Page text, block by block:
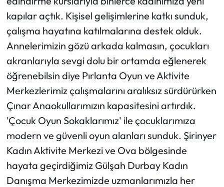
kapılar açtık. Kişisel gelişimlerine katkı sunduk,
çalışma hayatına katılmalarına destek olduk.
Annelerimizin gözü arkada kalmasın, çocukları
akranlarıyla sevgi dolu bir ortamda eğlenerek
öğrenebilsin diye Pırlanta Oyun ve Aktivite
Merkezlerimiz çalışmalarını aralıksız sürdürürken
Çınar Anaokullarımızın kapasitesini artırdık.
'Çocuk Oyun Sokaklarımız' ile çocuklarımıza
modern ve güvenli oyun alanları sunduk. Şirinyer
Kadın Aktivite Merkezi ve Ova bölgesinde
hayata geçirdiğimiz Gülşah Durbay Kadın
Danışma Merkezimizde uzmanlarımızla her